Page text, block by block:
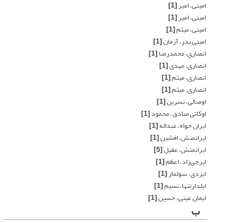
امینی، امیر[1]
امینی، امیر[1]
امینی، میثم[1]
امینی بدر، آرمان[1]
انصاری، محمدرضا[1]
انصاری، مهدی[1]
انصاری، میثم[1]
انصاری، میثم[1]
اوصالی، نسرین[1]
اوکاتی صادق، محمود[1]
ایران خواه، عبداله[1]
ایرانمنش، افشین[1]
ایرانمنش، عقیل[5]
ایرجی‌زاد، اعظم[1]
ایزدی، سولماز[1]
ایلدارتنها، نسیم[1]
ایمان عینی، حسین[1]
ب